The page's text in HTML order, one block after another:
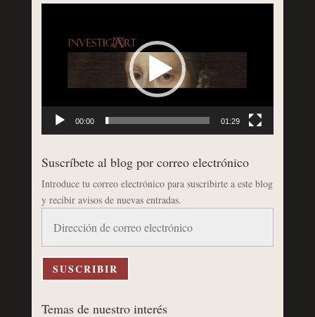
00:00 01:29
Suscríbete al blog por correo electrónico
Introduce tu correo electrónico para suscribirte a este blog
y recibir avisos de nuevas entradas.
correo
electrónico
SUSCRIBIR
Temas de nuestro interés